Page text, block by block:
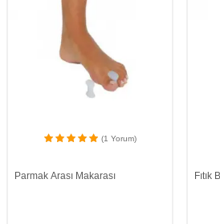
(1 Yorum)
Parmak Arası Makarası Fıtık